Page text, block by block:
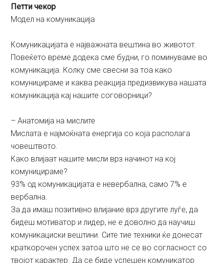
Петти чекор
Модел на комуникација
Комуникацијата е најважната вештина во животот.
Повеќето време додека сме будни, го поминуваме во
комуникација. Колку сме свесни за тоа како
комуницираме и каква реакција предизвикува нашата
комуникација кај нашите соговорници?
– Анатомија на мислите
Мислата е најмоќната енергија со која располага
човештвото.
Како влијаат нашите мисли врз начинот на кој
комуницираме?
93% од комуникацијата е невербална, само 7% е
вербална.
За да имаш позитивно влијание врз другите луѓе, да
бидеш мотиватор и лидер, не е доволно да научиш
комуникациски вештини. Сите тие техники ќе донесат
краткорочен успех затоа што не се во согласност со
твојот карактер. Да се биде успешен комуникатор